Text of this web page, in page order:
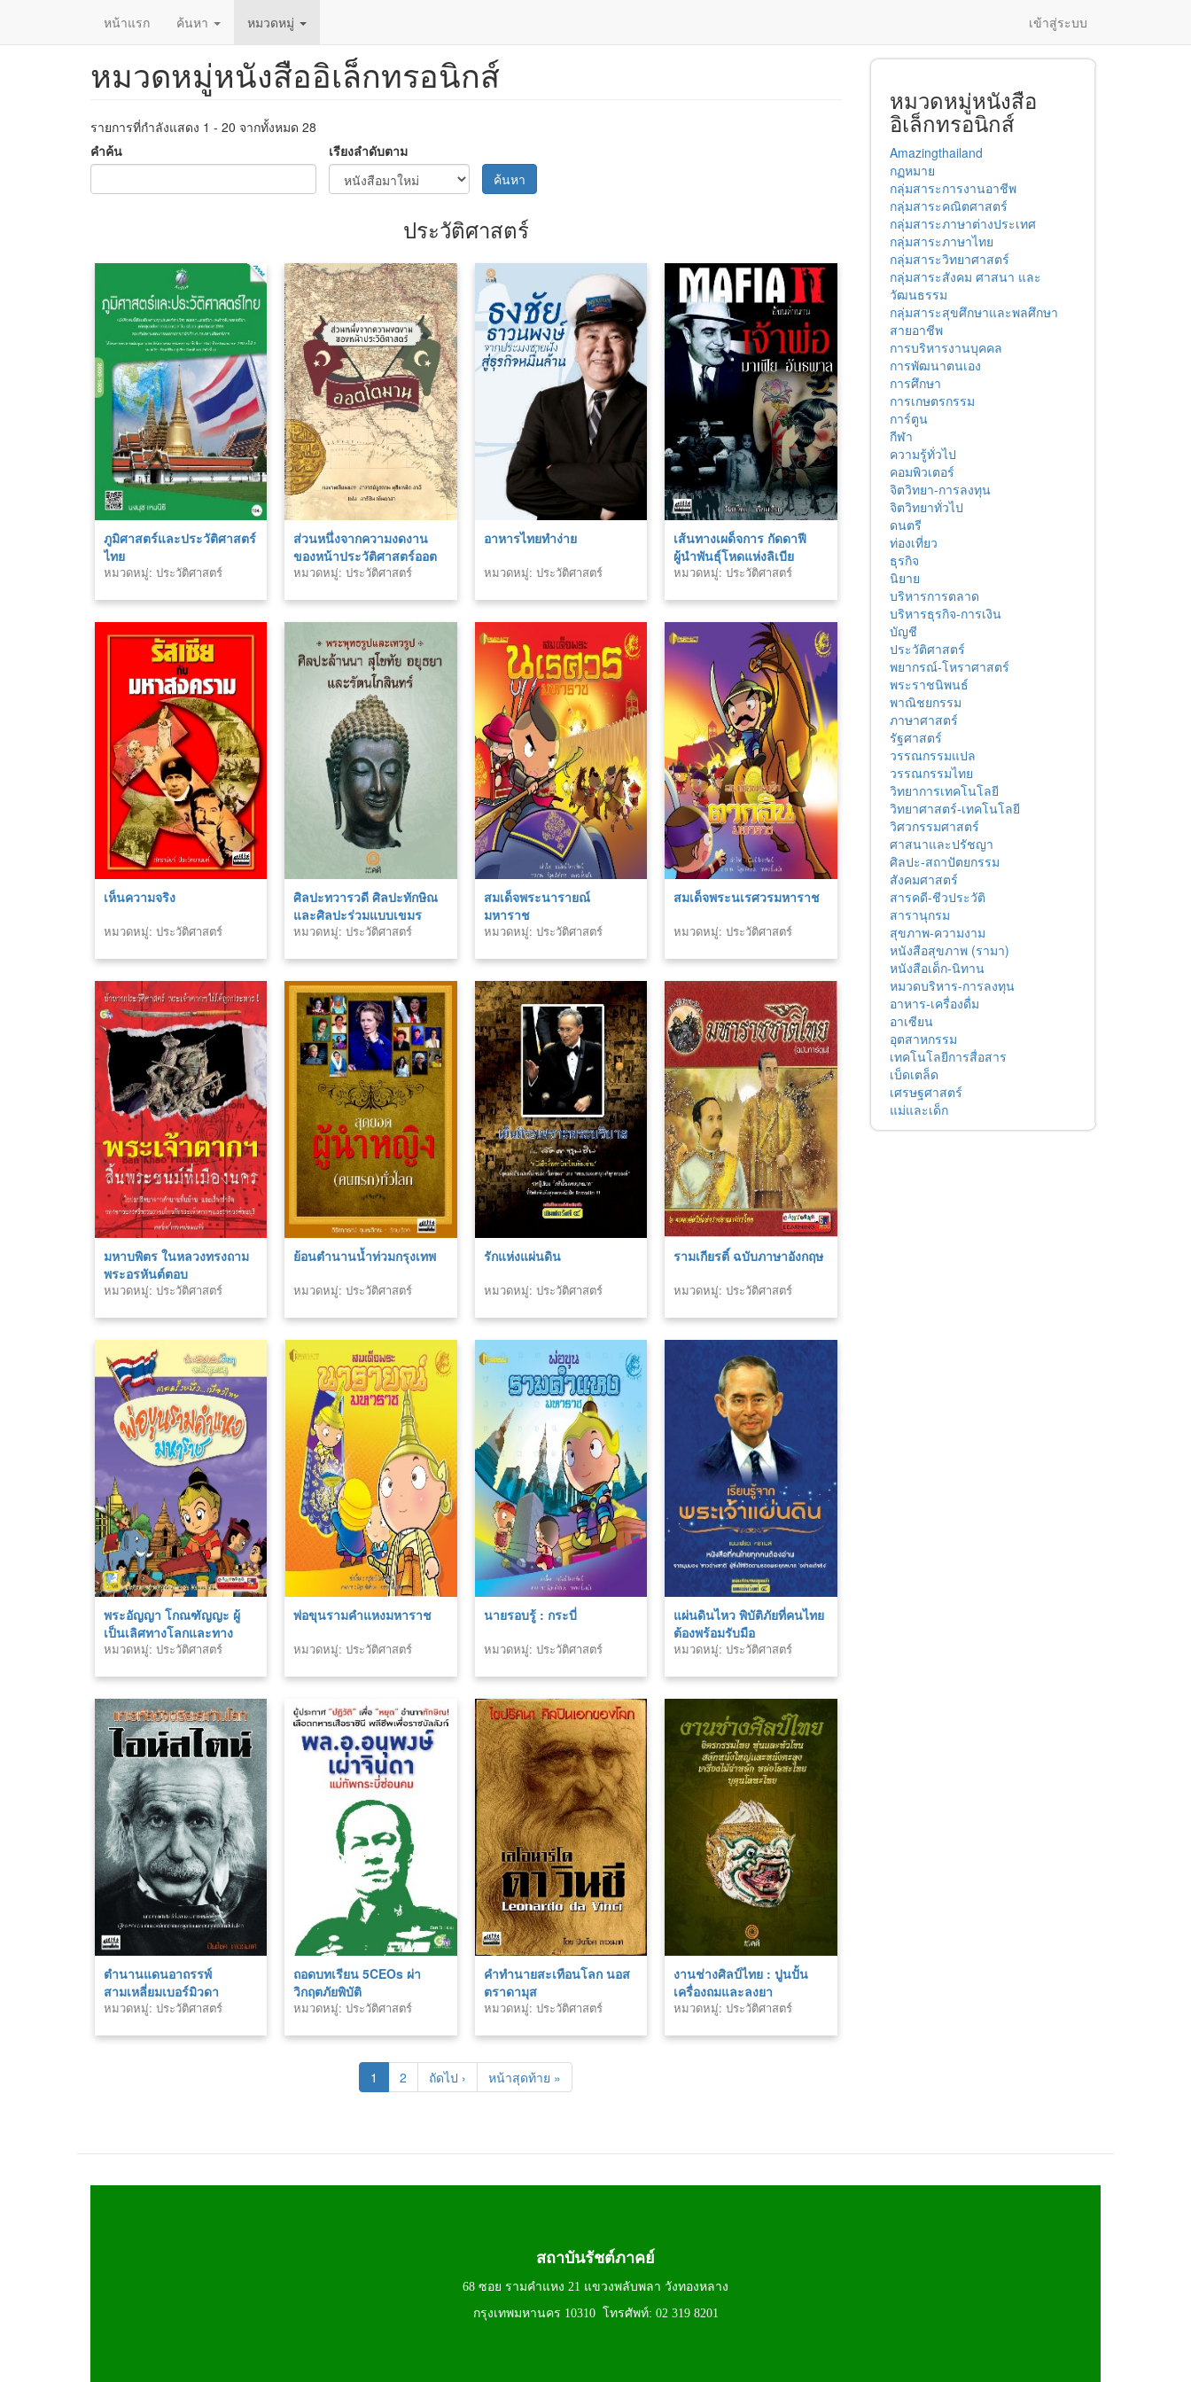
หน้าแรก ค้นหา หมวดหมู่ เข้าสู่ระบบ
หมวดหมู่หนังสืออิเล็กทรอนิกส์
รายการที่กำลังแสดง 1 - 20 จากทั้งหมด 28
คำค้น
เรียงลำดับตาม
ค้นหา
ประวัติศาสตร์
ภูมิศาสตร์และประวัติศาสตร์
ไทย
หมวดหมู่: ประวัติศาสตร์
ส่วนหนึ่งจากความงดงาน
ของหน้าประวัติศาสตร์ออต
โตมาน
หมวดหมู่: ประวัติศาสตร์
อาหารไทยทำง่าย
หมวดหมู่: ประวัติศาสตร์
เส้นทางเผด็จการ กัดดาฟี
ผู้นำพันธุ์โหดแห่งลิเบีย
หมวดหมู่: ประวัติศาสตร์
เห็นความจริง
หมวดหมู่: ประวัติศาสตร์
ศิลปะทวารวดี ศิลปะทักษิณ
และศิลปะร่วมแบบเขมร
หมวดหมู่: ประวัติศาสตร์
สมเด็จพระนารายณ์
มหาราช
หมวดหมู่: ประวัติศาสตร์
สมเด็จพระนเรศวรมหาราช
หมวดหมู่: ประวัติศาสตร์
มหาบพิตร ในหลวงทรงถาม
พระอรหันต์ตอบ
หมวดหมู่: ประวัติศาสตร์
ย้อนตำนานน้ำท่วมกรุงเทพ
หมวดหมู่: ประวัติศาสตร์
รักแห่งแผ่นดิน
หมวดหมู่: ประวัติศาสตร์
รามเกียรติ์ ฉบับภาษาอังกฤษ
หมวดหมู่: ประวัติศาสตร์
พระอัญญา โกณฑัญญะ ผู้
เป็นเลิศทางโลกและทาง
ธรรม
หมวดหมู่: ประวัติศาสตร์
พ่อขุนรามคำแหงมหาราช
หมวดหมู่: ประวัติศาสตร์
นายรอบรู้ : กระบี่
หมวดหมู่: ประวัติศาสตร์
แผ่นดินไหว พิบัติภัยที่คนไทย
ต้องพร้อมรับมือ
หมวดหมู่: ประวัติศาสตร์
ตำนานแดนอาถรรพ์
สามเหลี่ยมเบอร์มิวดา
หมวดหมู่: ประวัติศาสตร์
ถอดบทเรียน 5CEOs ผ่า
วิกฤตภัยพิบัติ
หมวดหมู่: ประวัติศาสตร์
คำทำนายสะเทือนโลก นอส
ตราดามุส
หมวดหมู่: ประวัติศาสตร์
งานช่างศิลป์ไทย : ปูนปั้น
เครื่องถมและลงยา
หมวดหมู่: ประวัติศาสตร์
1 2 ถัดไป › หน้าสุดท้าย »
หมวดหมู่หนังสือ
อิเล็กทรอนิกส์
Amazingthailand
กฏหมาย
กลุ่มสาระการงานอาชีพ
กลุ่มสาระคณิตศาสตร์
กลุ่มสาระภาษาต่างประเทศ
กลุ่มสาระภาษาไทย
กลุ่มสาระวิทยาศาสตร์
กลุ่มสาระสังคม ศาสนา และ
วัฒนธรรม
กลุ่มสาระสุขศึกษาและพลศึกษา
สายอาชีพ
การบริหารงานบุคคล
การพัฒนาตนเอง
การศึกษา
การเกษตรกรรม
การ์ตูน
กีฬา
ความรู้ทั่วไป
คอมพิวเตอร์
จิตวิทยา-การลงทุน
จิตวิทยาทั่วไป
ดนตรี
ท่องเที่ยว
ธุรกิจ
นิยาย
บริหารการตลาด
บริหารธุรกิจ-การเงิน
บัญชี
ประวัติศาสตร์
พยากรณ์-โหราศาสตร์
พระราชนิพนธ์
พาณิชยกรรม
ภาษาศาสตร์
รัฐศาสตร์
วรรณกรรมแปล
วรรณกรรมไทย
วิทยาการเทคโนโลยี
วิทยาศาสตร์-เทคโนโลยี
วิศวกรรมศาสตร์
ศาสนาและปรัชญา
ศิลปะ-สถาปัตยกรรม
สังคมศาสตร์
สารคดี-ชีวประวัติ
สารานุกรม
สุขภาพ-ความงาม
หนังสือสุขภาพ (รามา)
หนังสือเด็ก-นิทาน
หมวดบริหาร-การลงทุน
อาหาร-เครื่องดื่ม
อาเซียน
อุตสาหกรรม
เทคโนโลยีการสื่อสาร
เบ็ดเตล็ด
เศรษฐศาสตร์
แม่และเด็ก
สถาบันรัชต์ภาคย์
68 ซอย รามคำแหง 21 แขวงพลับพลา วังทองหลาง
กรุงเทพมหานคร 10310 โทรศัพท์: 02 319 8201